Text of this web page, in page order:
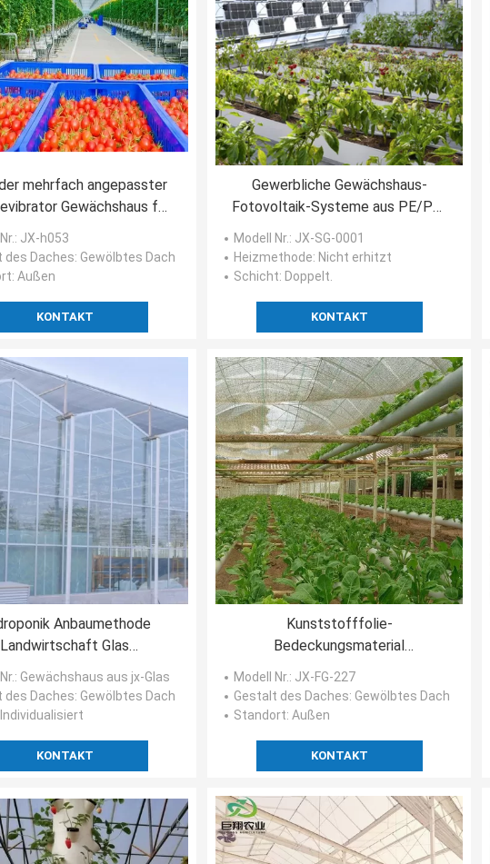
mehrfach angepasster
Gewächshaus für
Tomatenpflanzen
: JX-h053
des Daches: Gewölbtes Dach
: Außen
KONTAKT
Gewerbliche Gewächshaus-
Fotovoltaik-Systeme aus PE/Po-
Kunststofffolie für nachhaltige
Landwirtschaft
Modell Nr.: JX-SG-0001
Heizmethode: Nicht erhitzt
Schicht: Doppelt.
KONTAKT
Anbaumethode
Landwirtschaft Glas
Gewächshaus für
Frucht gehärtet
: Gewächshaus aus jx-Glas
des Daches: Gewölbtes Dach
Individualisiert
KONTAKT
Kunststofffolie-
Bedeckungsmaterial
Hochentwickeltes
Hydroponisches Gewächshaus
Modell Nr.: JX-FG-227
Gestalt des Daches: Gewölbtes Dach
Standort: Außen
KONTAKT